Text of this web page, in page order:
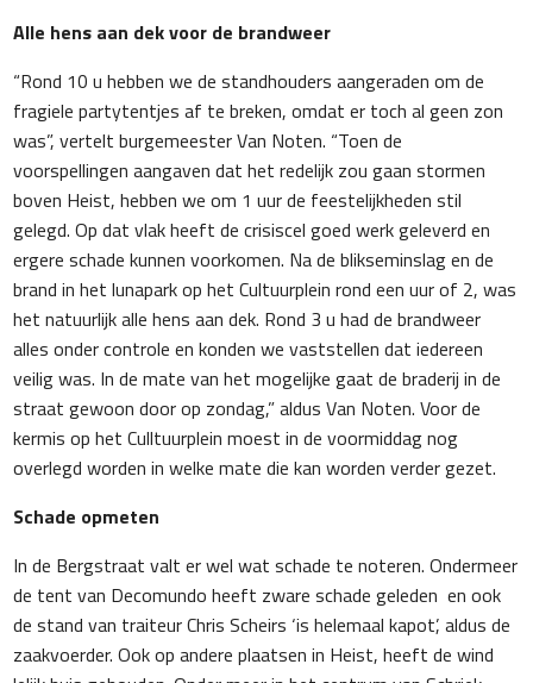
Alle hens aan dek voor de brandweer
“Rond 10 u hebben we de standhouders aangeraden om de
fragiele partytentjes af te breken, omdat er toch al geen zon
was”, vertelt burgemeester Van Noten. “Toen de
voorspellingen aangaven dat het redelijk zou gaan stormen
boven Heist, hebben we om 1 uur de feestelijkheden stil
gelegd. Op dat vlak heeft de crisiscel goed werk geleverd en
ergere schade kunnen voorkomen. Na de blikseminslag en de
brand in het lunapark op het Cultuurplein rond een uur of 2, was
het natuurlijk alle hens aan dek. Rond 3 u had de brandweer
alles onder controle en konden we vaststellen dat iedereen
veilig was. In de mate van het mogelijke gaat de braderij in de
straat gewoon door op zondag,” aldus Van Noten. Voor de
kermis op het Culltuurplein moest in de voormiddag nog
overlegd worden in welke mate die kan worden verder gezet.
Schade opmeten
In de Bergstraat valt er wel wat schade te noteren. Ondermeer
de tent van Decomundo heeft zware schade geleden en ook
de stand van traiteur Chris Scheirs ‘is helemaal kapot’, aldus de
zaakvoerder. Ook op andere plaatsen in Heist, heeft de wind